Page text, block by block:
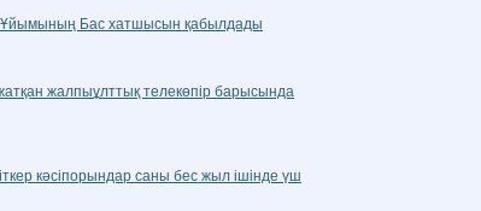
Ұйымының Бас хатшысын қабылдады
жалпыұлттық телекөпір барысында
кәсіпорындар саны бес жыл ішінде үш